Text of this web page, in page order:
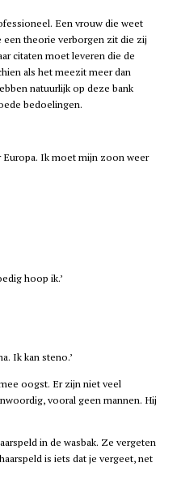
Een vrouw die weet
een theorie verborgen zit die zij
citaten moet leveren die de
als het meezit meer dan
natuurlijk op deze bank
bedoelingen.
Europa. Ik moet mijn zoon weer
hoop ik.’
Ik kan steno.’
oogst. Er zijn niet veel
vooral geen mannen. Hij
in de wasbak. Ze vergeten
is iets dat je vergeet, net